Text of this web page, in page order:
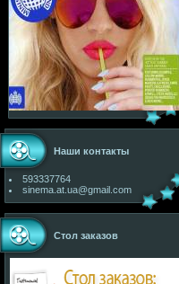
Наши контакты
593337764
sinema.at.ua@gmail.com
Стол заказов